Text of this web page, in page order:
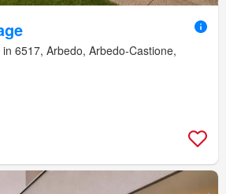
in 6517, Arbedo, Arbedo-Castione,